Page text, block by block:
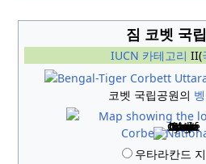
짐 코벳 국
IUCN 카테고리 II(
코벳 국립공원의
우타라칸드